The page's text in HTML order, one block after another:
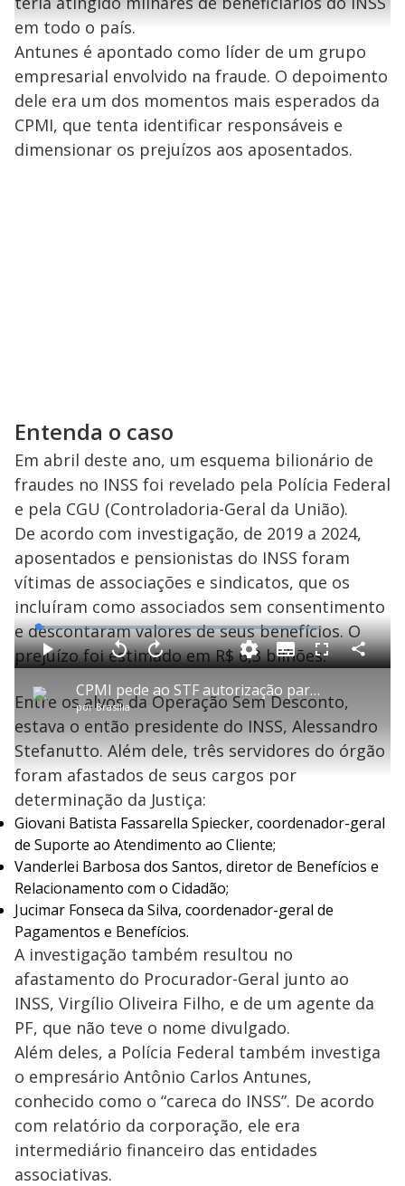
a
y
V
g
n
d
s
e
o
s
M
u
d
o
a
em todo o país.
Antunes é apontado como líder de um grupo
empresarial envolvido na fraude. O depoimento
dele era um dos momentos mais esperados da
CPMI, que tenta identificar responsáveis e
dimensionar os prejuízos aos aposentados.
Entenda o caso
Em abril deste ano, um esquema bilionário de
fraudes no INSS foi revelado pela Polícia Federal
e pela CGU (Controladoria-Geral da União).
De acordo com investigação, de 2019 a 2024,
aposentados e pensionistas do INSS foram
vítimas de associações e sindicatos, que os
incluíram como associados sem consentimento
e descontaram valores de seus benefícios. O
prejuízo foi estimado em R$ 6,3 bilhões.
P
l
a
y
V
i
d
e
o
CPMI pede ao STF autorização para ouvir ‘careca do INSS’
porBrasília
P V
t
a
r
0
e
g
n
d
s
A
n
ç
a
1
s
e
u
n
d
s
M
u
d
L
o
a
d
e
:
2
.
2
9
%
S
u
b
i
t
l
F
s
c
e
n
C
o
l
a
r
Entre os alvos da Operação Sem Desconto,
estava o então presidente do INSS, Alessandro
Stefanutto. Além dele, três servidores do órgão
foram afastados de seus cargos por
determinação da Justiça:
Giovani Batista Fassarella Spiecker, coordenador-geral
de Suporte ao Atendimento ao Cliente;
Vanderlei Barbosa dos Santos, diretor de Benefícios e
Relacionamento com o Cidadão;
Jucimar Fonseca da Silva, coordenador-geral de
Pagamentos e Benefícios.
A investigação também resultou no
afastamento do Procurador-Geral junto ao
INSS, Virgílio Oliveira Filho, e de um agente da
PF, que não teve o nome divulgado.
Além deles, a Polícia Federal também investiga
o empresário Antônio Carlos Antunes,
conhecido como o “careca do INSS”. De acordo
com relatório da corporação, ele era
intermediário financeiro das entidades
associativas.